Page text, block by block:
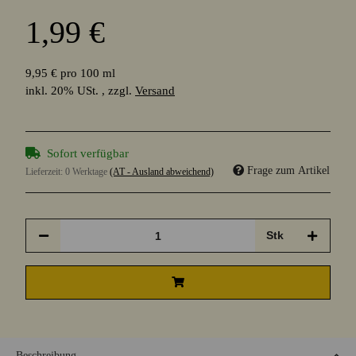
1,99 €
9,95 € pro 100 ml
inkl. 20% USt. , zzgl. Versand
Sofort verfügbar
Lieferzeit: 0 Werktage (AT - Ausland abweichend) Frage zum Artikel
Stk